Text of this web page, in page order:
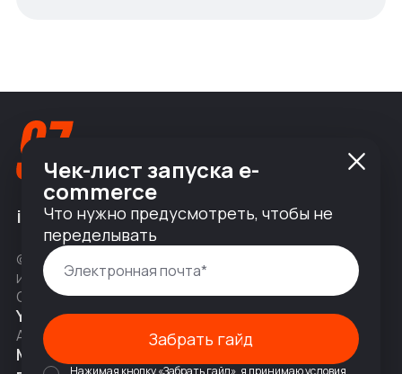
info@nineseven.ru
© 2010 — 2026 ООО «Найнсевен», УНП 191376768,
ИНН 9710142077, КПП 771001001, ОГРН 1247700831377
Соц сети
YouTubeНаписать в Telegram
Адрес
Москва, 2-я Тверская-Ямская 18,
Чек-лист запуска e-
commerce
Что нужно предусмотреть, чтобы не
переделывать
Забрать гайд
Нажимая кнопку «Забрать гайд», я принимаю условия